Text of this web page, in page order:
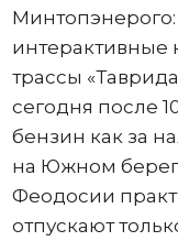
Минтопэнерого:
интерактивные
трассы
сегодня после
бензин как за
на Южном
Феодосии
отпускают